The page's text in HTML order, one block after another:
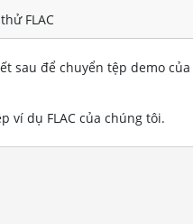
FLAC
sau để chuyển tệp demo
ví dụ FLAC của chúng tôi.